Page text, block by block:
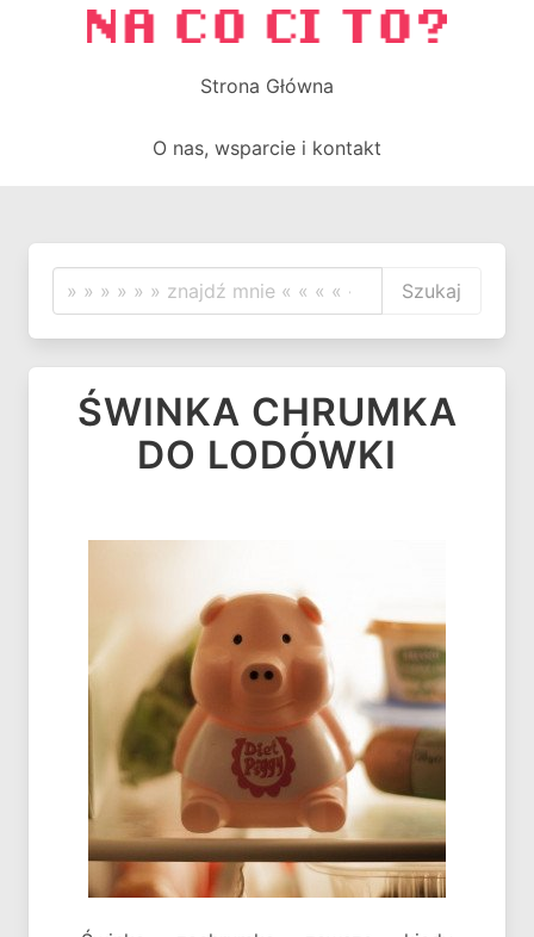
Strona Główna
O nas, wsparcie i kontakt
Szukaj
ŚWINKA CHRUMKA
DO LODÓWKI